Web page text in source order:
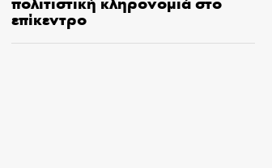
επίκεντρο